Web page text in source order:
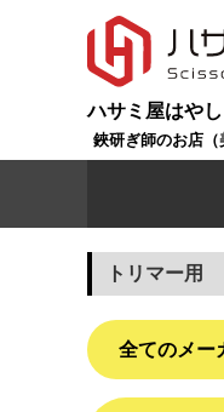
ハサミ屋はやし
鋏研ぎ師のお店（
トリマー用
全てのメー